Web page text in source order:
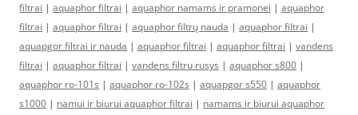
filtrai | aquaphor filtrai | aquaphor namams ir pramonei | aquaphor
filtrai | aquaphor filtrai | aquaphor filtrų nauda | aquaphor filtrai |
aquapgor filtrai ir nauda | aquaphor filtrai | aquaphor filtrai | vandens
filtrai | aquaphor filtrai | vandens filtru rusys | aquaphor s800 |
aquaphor ro-101s | aquaphor ro-102s | aquapgor s550 | aquaphor
s1000 | namui ir biurui aquaphor filtrai | namams ir biurui aquaphor